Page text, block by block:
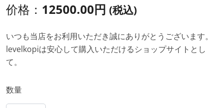
价格： 12500.00円 (税込)
いつも当店をお利用いただき誠にありがとうございます。
levelkopiは安心して購入いただけるショップサイトとし
て。
数量